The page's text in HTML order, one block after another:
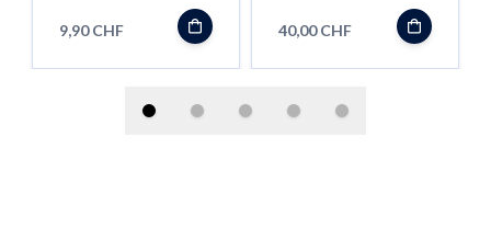
9,90 CHF 40,00 CHF